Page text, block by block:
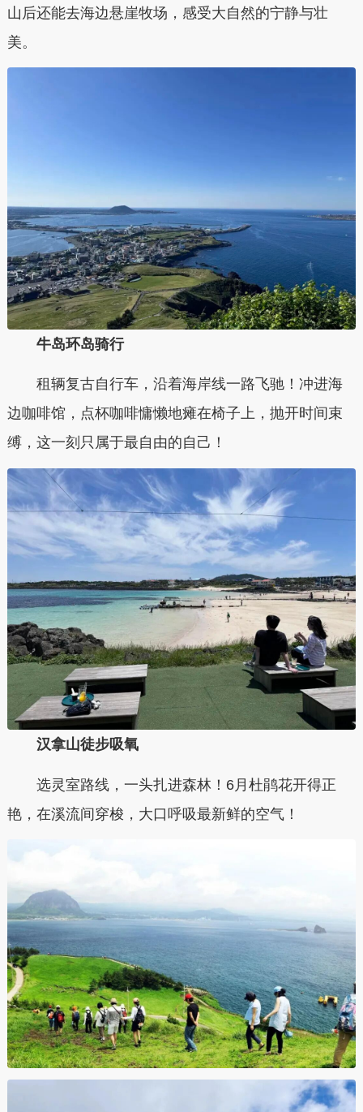
山后还能去海边悬崖牧场，感受大自然的宁静与壮
美。
牛岛环岛骑行
租辆复古自行车，沿着海岸线一路飞驰！冲进海
边咖啡馆，点杯咖啡慵懒地瘫在椅子上，抛开时间束
缚，这一刻只属于最自由的自己！
汉拿山徒步吸氧
选灵室路线，一头扎进森林！6月杜鹃花开得正
艳，在溪流间穿梭，大口呼吸最新鲜的空气！